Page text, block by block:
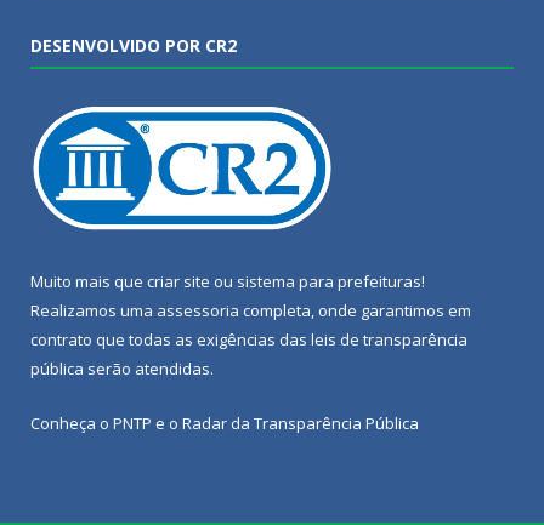
DESENVOLVIDO POR CR2
Muito mais que criar site ou sistema para prefeituras!
Realizamos uma assessoria completa, onde garantimos em
contrato que todas as exigências das leis de transparência
pública serão atendidas.
Conheça o PNTP e o Radar da Transparência Pública